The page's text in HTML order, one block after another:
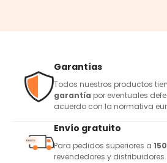
Garantías
Todos nuestros productos
garantía por eventuales
acuerdo con la normativa
Envío gratuito
Para pedidos superiores a
revendedores y distribuidores.